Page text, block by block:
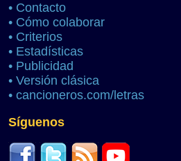
• Contacto
• Cómo colaborar
• Criterios
• Estadísticas
• Publicidad
• Versión clásica
• cancioneros.com/letras
Síguenos